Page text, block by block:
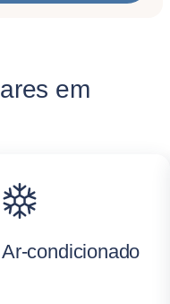
em
Ar-condicionado